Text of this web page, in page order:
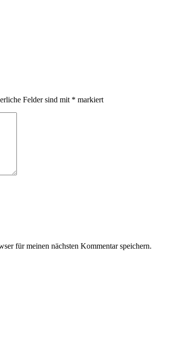
Felder sind mit * markiert
für meinen nächsten Kommentar speichern.